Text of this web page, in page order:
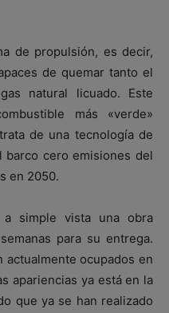
de propulsión, es decir,
de quemar tanto el
natural licuado. Este
más «verde»
de una tecnología de
cero emisiones del
en 2050.
simple vista una obra
para su entrega.
actualmente ocupados en
apariencias ya está en la
que ya se han realizado